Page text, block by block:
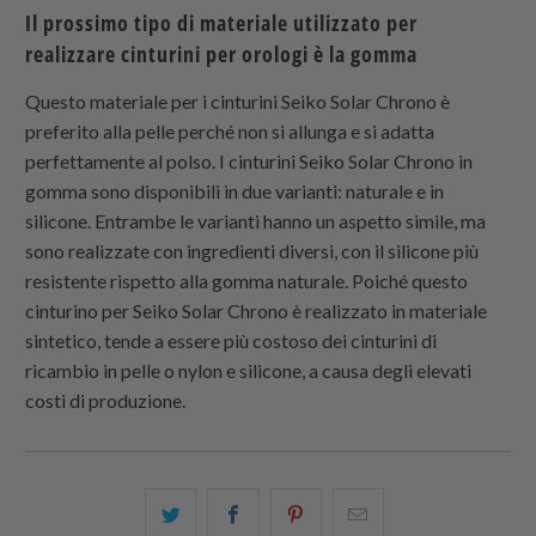
Il prossimo tipo di materiale utilizzato per
realizzare cinturini per orologi è la gomma
Questo materiale per i cinturini Seiko Solar Chrono è
preferito alla pelle perché non si allunga e si adatta
perfettamente al polso. I cinturini Seiko Solar Chrono in
gomma sono disponibili in due varianti: naturale e in
silicone. Entrambe le varianti hanno un aspetto simile, ma
sono realizzate con ingredienti diversi, con il silicone più
resistente rispetto alla gomma naturale. Poiché questo
cinturino per Seiko Solar Chrono è realizzato in materiale
sintetico, tende a essere più costoso dei cinturini di
ricambio in pelle o nylon e silicone, a causa degli elevati
costi di produzione.
Condividi Share
Condividi